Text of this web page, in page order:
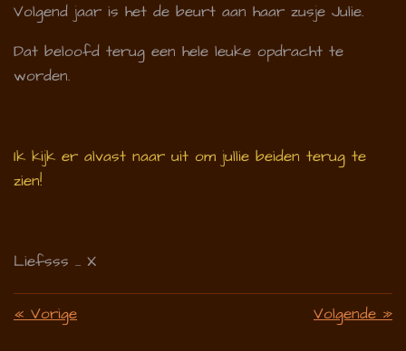
Volgend jaar is het de beurt aan haar zusje Julie.
Dat beloofd terug een hele leuke opdracht te
worden.
Ik kijk er alvast naar uit om jullie beiden terug te
zien!
Liefsss ... X
«Vorige Volgende»